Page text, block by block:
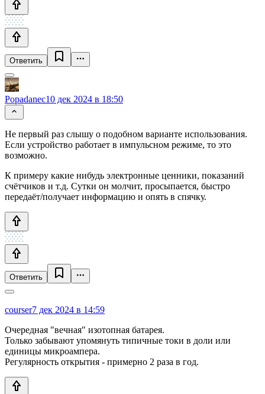
Ответить
Popadanec10 дек 2024 в 18:50
Не первый раз слышу о подобном варианте использования.
Если устройство работает в импульсном режиме, то это
возможно.
К примеру какие нибудь электронные ценники, показаний
счётчиков и т.д. Сутки он молчит, просыпается, быстро
передаёт/получает информацию и опять в спячку.
Ответить
courser7 дек 2024 в 14:59
Очередная "вечная" изотопная батарея.
Только забывают упомянуть типичные токи в доли или
единицы микроампера.
Регулярность открытия - примерно 2 раза в год.